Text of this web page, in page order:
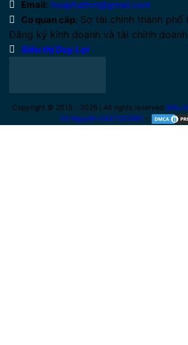
Email: hoaphathm@gmail.com
Cơ quan cấp: Sơ tài chính thành phố
Đăng ký kinh doanh và tài chính
Siêu thị Duy Lợi
Copyright © 2015 - 2026 | All rights reservedSiêu
Vũ Nguyễn 0937353661-